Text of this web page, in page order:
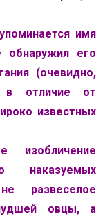
имя
обнаружил его
(очевидно,
в отличие от
известных
изобличение
наказуемых
развеселое
овцы, а